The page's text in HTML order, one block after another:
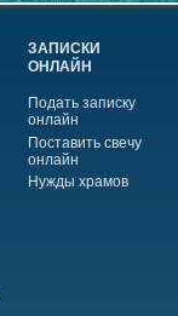
ЗАПИСКИ
ОНЛАЙН
Подать записку
онлайн
Поставить свечу
онлайн
Нужды храмов